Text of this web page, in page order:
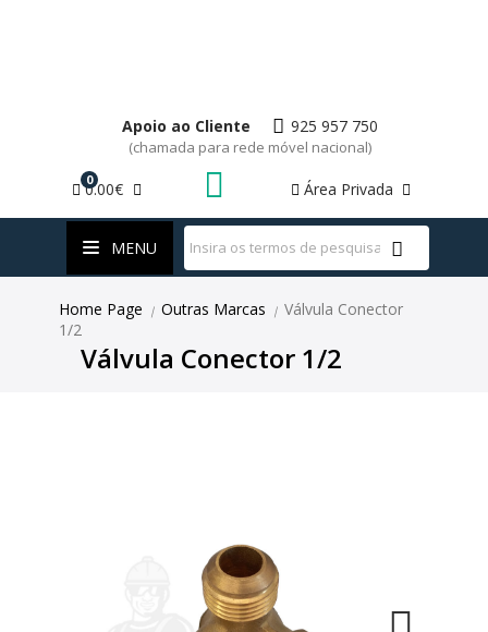
WhatsApp
Apoio ao Cliente 925 957 750
(chamada para rede móvel nacional)
Área Privada
0
0.00€
MENU
Home Page | Outras Marcas | Válvula Conector
1/2
Válvula Conector 1/2